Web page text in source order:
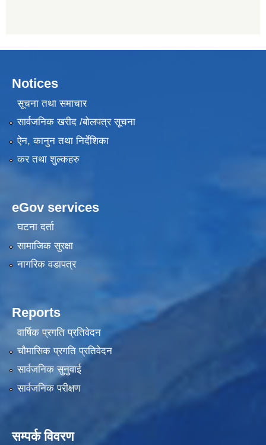
Notices
सूचना तथा समाचार
सार्वजनिक खरीद /बोलपत्र सूचना
ऐन, कानुन तथा निर्देशिका
कर तथा शुल्कहरु
eGov services
घटना दर्ता
सामाजिक सुरक्षा
नागरिक वडापत्र
Reports
वार्षिक प्रगति प्रतिवेदन
चौमासिक प्रगति प्रतिवेदन
सार्वजनिक सुनुवाई
सार्वजनिक परीक्षण
सम्पर्क विवरण